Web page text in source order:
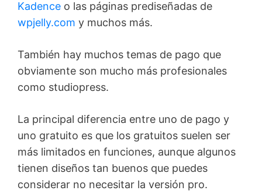
Kadence o las páginas prediseñadas de
wpjelly.com y muchos más.
También hay muchos temas de pago que
obviamente son mucho más profesionales
como studiopress.
La principal diferencia entre uno de pago y
uno gratuito es que los gratuitos suelen ser
más limitados en funciones, aunque algunos
tienen diseños tan buenos que puedes
considerar no necesitar la versión pro.